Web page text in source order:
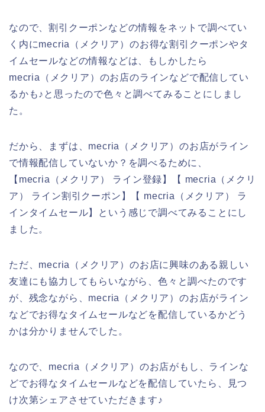
なので、割引クーポンなどの情報をネットで調べてい
く内にmecria（メクリア）のお得な割引クーポンやタ
イムセールなどの情報などは、もしかしたら
mecria（メクリア）のお店のラインなどで配信してい
るかも♪と思ったので色々と調べてみることにしまし
た。
だから、まずは、mecria（メクリア）のお店がライン
で情報配信していないか？を調べるために、
【mecria（メクリア） ライン登録】【 mecria（メクリ
ア） ライン割引クーポン】【 mecria（メクリア） ラ
インタイムセール】という感じで調べてみることにし
ました。
ただ、mecria（メクリア）のお店に興味のある親しい
友達にも協力してもらいながら、色々と調べたのです
が、残念ながら、mecria（メクリア）のお店がライン
などでお得なタイムセールなどを配信しているかどう
かは分かりませんでした。
なので、mecria（メクリア）のお店がもし、ラインな
どでお得なタイムセールなどを配信していたら、見つ
け次第シェアさせていただきます♪